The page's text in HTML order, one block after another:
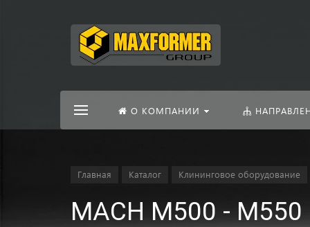
О КОМПАНИИ
Главная Каталог Клининговое оборудование
MACH M500 - M550